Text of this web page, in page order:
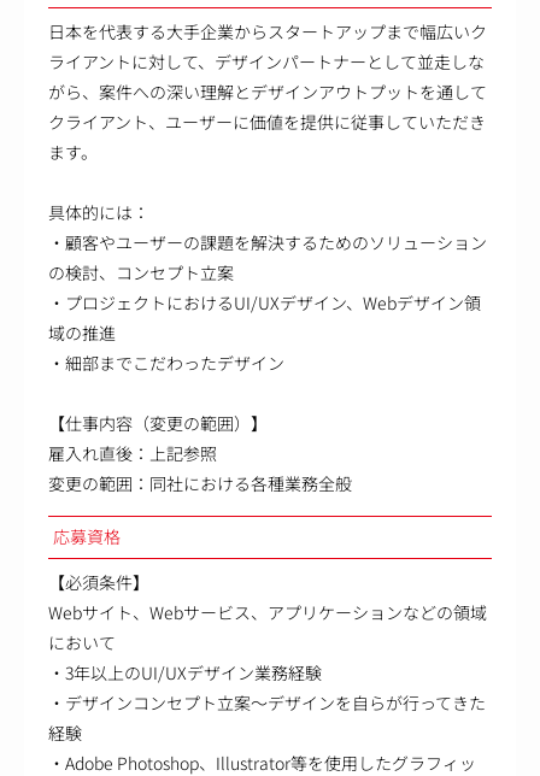
日本を代表する大手企業からスタートアップまで幅広いク
ライアントに対して、デザインパートナーとして並走しな
がら、案件への深い理解とデザインアウトプットを通して
クライアント、ユーザーに価値を提供に従事していただき
ます。
具体的には：
・顧客やユーザーの課題を解決するためのソリューション
の検討、コンセプト立案
・プロジェクトにおけるUI/UXデザイン、Webデザイン領
域の推進
・細部までこだわったデザイン
【仕事内容（変更の範囲）】
雇入れ直後：上記参照
変更の範囲：同社における各種業務全般
応募資格
【必須条件】
Webサイト、Webサービス、アプリケーションなどの領域
において
・3年以上のUI/UXデザイン業務経験
・デザインコンセプト立案～デザインを自らが行ってきた
経験
・Adobe Photoshop、Illustrator等を使用したグラフィッ